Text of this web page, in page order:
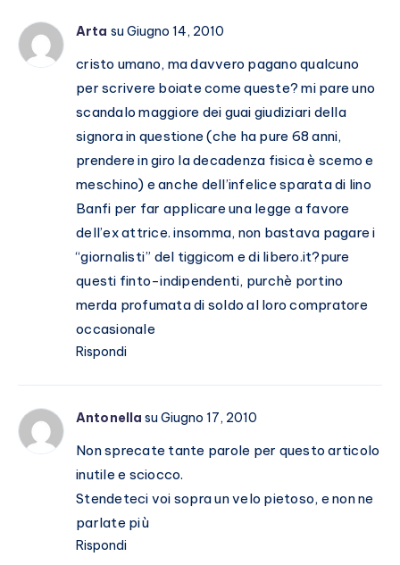
Arta su Giugno 14, 2010
cristo umano, ma davvero pagano qualcuno
per scrivere boiate come queste? mi pare uno
scandalo maggiore dei guai giudiziari della
signora in questione (che ha pure 68 anni,
prendere in giro la decadenza fisica è scemo e
meschino) e anche dell’infelice sparata di lino
Banfi per far applicare una legge a favore
dell’ex attrice. insomma, non bastava pagare i
“giornalisti” del tiggicom e di libero.it?pure
questi finto-indipendenti, purchè portino
merda profumata di soldo al loro compratore
occasionale
Rispondi
Antonella su Giugno 17, 2010
Non sprecate tante parole per questo articolo
inutile e sciocco.
Stendeteci voi sopra un velo pietoso, e non ne
parlate più
Rispondi